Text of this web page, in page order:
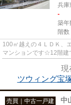
兵庫
-
築年
階数
100㎡越えの４ＬＤＫ、
マンションです☆12階建
現
ツウィング宝
売買｜中古一戸建 中